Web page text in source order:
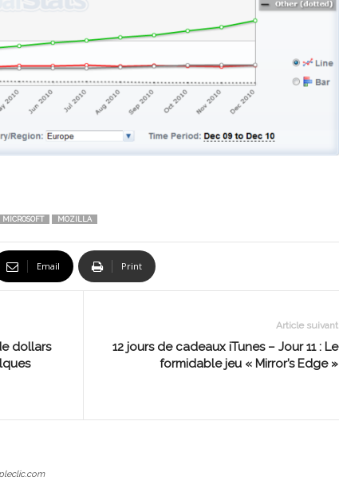
MICROSOFT MOZILLA
Email Print
dollars
Article suivant
12 jours de cadeaux iTunes – Jour 11 : Le
formidable jeu « Mirror’s Edge »